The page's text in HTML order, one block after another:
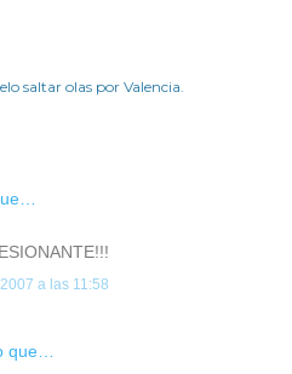
saltar olas por Valencia.
a las 11:58
que…